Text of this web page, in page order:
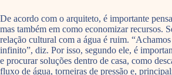
De acordo com o arquiteto, é importante
mas também em como economizar recursos.
relação cultural com a água é ruim.
infinito”, diz. Por isso, segundo ele, é
e procurar soluções dentro de casa, como
fluxo de água, torneiras de pressão e,